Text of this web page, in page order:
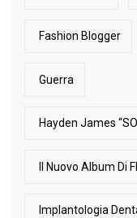
Fashion Blogger
Guerra
Hayden James
Il Nuovo Album Di
Implantologia